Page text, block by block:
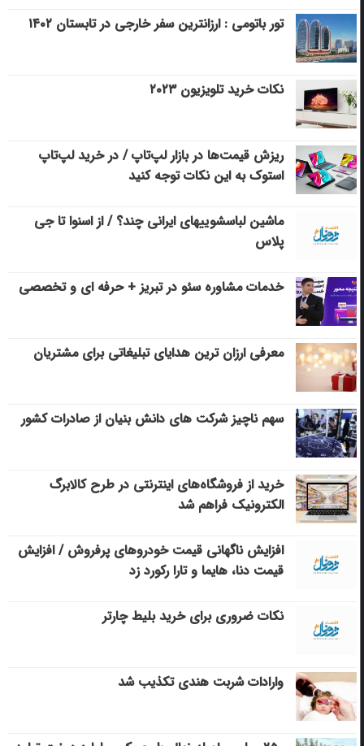
تور باتومی : ارزانترین سفر خارجی در تابستان ۱۴۰۲
نکات خرید تلویزیون ۲۰۲۳
ریزش قیمت‌ها در بازار لپ‌تاپ / در خرید لپ‌تاپ
استوک به این نکات توجه کنید
ماشین لباسشویی‎های ایرانی چند؟ / از اسنوا تا جی
پلاس
خدمات مشاوره سئو در تبریز + حرفه ای و تخصصی
معرفی ارزان ترین هدایای تبلیغاتی برای مشتریان
سهم ناچیز شرکت های دانش بنیان از صادرات کشور
خرید از فروشگاه‌های اینترنتی در طرح کالابرگ
الکترونیک فراهم شد
افزایش ناگهانی قیمت خودروهای پرفروش / افزایش
قیمت دنا، هایما و تارا رکورد زد
نکات ضروری برای خرید بلیط چارتر
وارادات شربت هندی تکذیب شد